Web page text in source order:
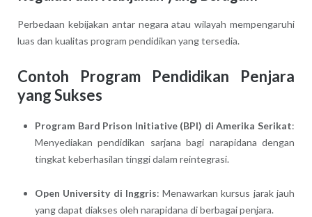
Perbedaan kebijakan antar negara atau wilayah mempengaruhi
luas dan kualitas program pendidikan yang tersedia.
Contoh Program Pendidikan Penjara
yang Sukses
Program Bard Prison Initiative (BPI) di Amerika Serikat:
Menyediakan pendidikan sarjana bagi narapidana dengan
tingkat keberhasilan tinggi dalam reintegrasi.
Open University di Inggris: Menawarkan kursus jarak jauh
yang dapat diakses oleh narapidana di berbagai penjara.